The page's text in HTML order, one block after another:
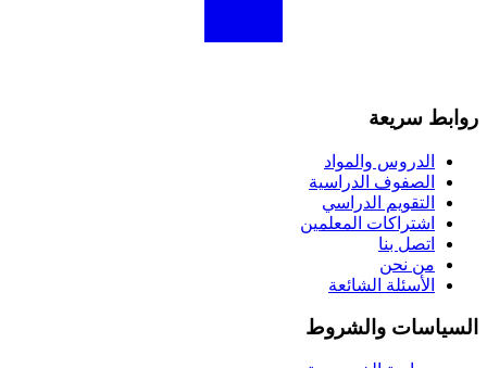
روابط سريعة
الدروس والمواد
الصفوف الدراسية
التقويم الدراسي
اشتراكات المعلمين
اتصل بنا
من نحن
الأسئلة الشائعة
السياسات والشروط